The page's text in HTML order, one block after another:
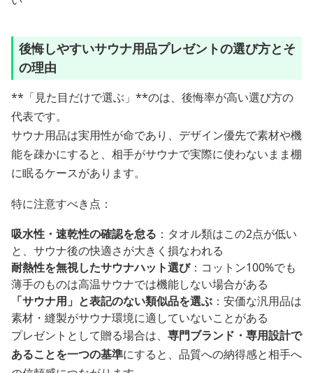
後悔しやすいサウナ用品プレゼントの選び方とそ
の理由
**「見た目だけで選ぶ」**のは、後悔率が高い選び方の
代表です。
サウナ用品は実用性が命であり、デザイン優先で素材や機
能を疎かにすると、相手がサウナで実際に使わないまま棚
に眠るケースがあります。
特に注意すべき点：
吸水性・速乾性の確認を怠る ：タオル類はこの2点が低い
と、サウナ後の快適さが大きく損なわれる
耐熱性を無視したサウナハット選び：コットン100%でも
薄手のものは高温サウナでは機能しない場合がある
「サウナ用」と表記のない類似品を選ぶ ：安価な汎用品は
素材・縫製がサウナ環境に適していないことがある
プレゼントとして贈る場合は、 専門ブランド・専用設計で
あることを一つの基準にすると、品質への納得感と相手へ